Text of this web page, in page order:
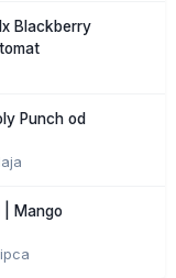
Blackberry
Punch od
| Mango